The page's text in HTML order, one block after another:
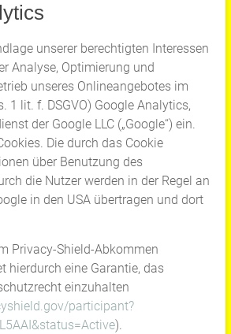
unserer berechtigten Interessen
Analyse, Optimierung und
unseres Onlineangebotes im
1 lit. f. DSGVO) Google Analytics,
der Google LLC („Google“) ein.
Die durch das Cookie
über Benutzung des
die Nutzer werden in der Regel an
in den USA übertragen und dort
Privacy-Shield-Abkommen
hierdurch eine Garantie, das
einzuhalten
participant?
).